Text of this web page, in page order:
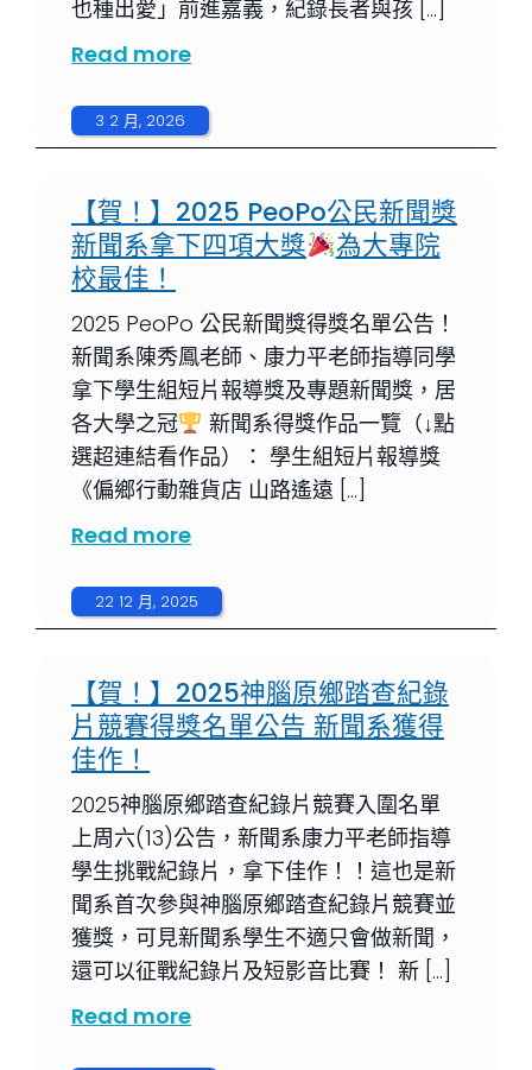
也種出愛」前進嘉義，紀錄長者與孩 […]
Read more
3 2 月, 2026
【賀！】2025 PeoPo公民新聞獎
新聞系拿下四項大獎
為大專院
校最佳！
2025 PeoPo 公民新聞獎得獎名單公告！
新聞系陳秀鳳老師、康力平老師指導同學
拿下學生組短片報導獎及專題新聞獎，居
各大學之冠
新聞系得獎作品一覽（↓點
選超連結看作品）： 學生組短片報導獎
《偏鄉行動雜貨店 山路遙遠 […]
Read more
22 12 月, 2025
【賀！】2025神腦原鄉踏查紀錄
片競賽得獎名單公告 新聞系獲得
佳作！
2025神腦原鄉踏查紀錄片競賽入圍名單
上周六(13)公告，新聞系康力平老師指導
學生挑戰紀錄片，拿下佳作！！這也是新
聞系首次參與神腦原鄉踏查紀錄片競賽並
獲獎，可見新聞系學生不適只會做新聞，
還可以征戰紀錄片及短影音比賽！ 新 […]
Read more